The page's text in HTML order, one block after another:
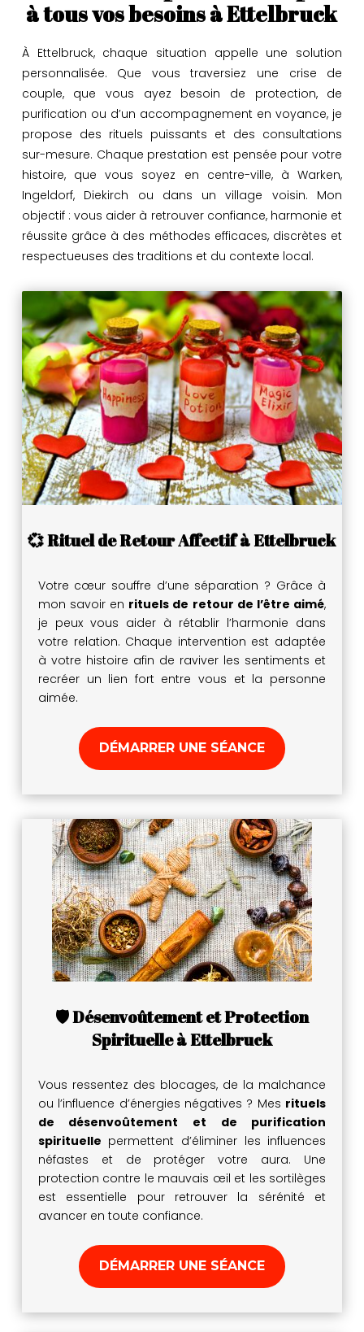
à tous vos besoins à Ettelbruck
À Ettelbruck, chaque situation appelle une solution
personnalisée. Que vous traversiez une crise de
couple, que vous ayez besoin de protection, de
purification ou d’un accompagnement en voyance, je
propose des rituels puissants et des consultations
sur-mesure. Chaque prestation est pensée pour votre
histoire, que vous soyez en centre-ville, à Warken,
Ingeldorf, Diekirch ou dans un village voisin. Mon
objectif : vous aider à retrouver confiance, harmonie et
réussite grâce à des méthodes efficaces, discrètes et
respectueuses des traditions et du contexte local.
💞 Rituel de Retour Affectif à Ettelbruck
Votre cœur souffre d’une séparation ? Grâce à
mon savoir en rituels de retour de l’être aimé,
je peux vous aider à rétablir l’harmonie dans
votre relation. Chaque intervention est adaptée
à votre histoire afin de raviver les sentiments et
recréer un lien fort entre vous et la personne
aimée.
DÉMARRER UNE SÉANCE
🛡️ Désenvoûtement et Protection
Spirituelle à Ettelbruck
Vous ressentez des blocages, de la malchance
ou l’influence d’énergies négatives ? Mes rituels
de désenvoûtement et de purification
spirituelle permettent d’éliminer les influences
néfastes et de protéger votre aura. Une
protection contre le mauvais œil et les sortilèges
est essentielle pour retrouver la sérénité et
avancer en toute confiance.
DÉMARRER UNE SÉANCE